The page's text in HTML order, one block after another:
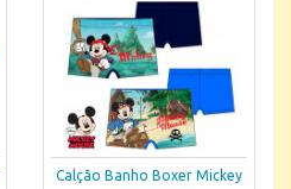
Calção Banho Boxer Mickey